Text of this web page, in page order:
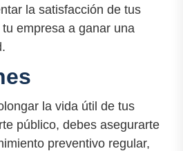
la satisfacción de tus
empresa a ganar una
la vida útil de tus
público, debes asegurarte
preventivo regular,